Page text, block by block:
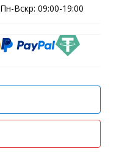
Пн-Вскр: 09:00-19:00